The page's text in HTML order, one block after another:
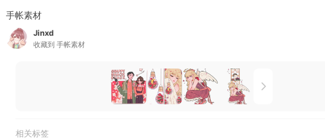
手帐素材
Jinxd
收藏到 手帐素材
相关标签